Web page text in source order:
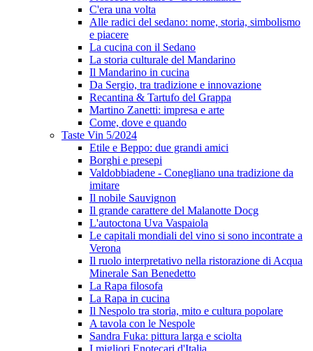
C'era una volta
Alle radici del sedano: nome, storia, simbolismo
e piacere
La cucina con il Sedano
La storia culturale del Mandarino
Il Mandarino in cucina
Da Sergio, tra tradizione e innovazione
Recantina & Tartufo del Grappa
Martino Zanetti: impresa e arte
Come, dove e quando
Taste Vin 5/2024
Etile e Beppo: due grandi amici
Borghi e presepi
Valdobbiadene - Conegliano una tradizione da
imitare
Il nobile Sauvignon
Il grande carattere del Malanotte Docg
L'autoctona Uva Vaspaiola
Le capitali mondiali del vino si sono incontrate a
Verona
Il ruolo interpretativo nella ristorazione di Acqua
Minerale San Benedetto
La Rapa filosofa
La Rapa in cucina
Il Nespolo tra storia, mito e cultura popolare
A tavola con le Nespole
Sandra Fuka: pittura larga e sciolta
I migliori Enotecari d'Italia